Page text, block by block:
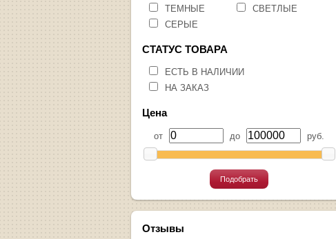
ТЕМНЫЕ
СВЕТЛЫЕ
СЕРЫЕ
СТАТУС ТОВАРА
ЕСТЬ В НАЛИЧИИ
НА ЗАКАЗ
Цена
от до руб.
Подобрать
Отзывы